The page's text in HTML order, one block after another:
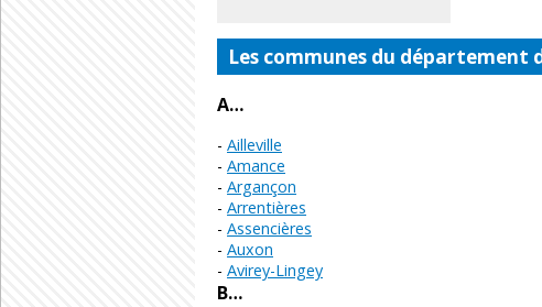
Les communes du département
A…
Ailleville
Amance
Argançon
Arrentières
Assencières
Auxon
Avirey-Lingey
B…